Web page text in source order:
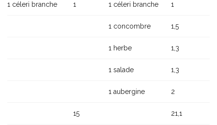
1 céleri branche 1 1 céleri branche 1
1 concombre 1,5
1 herbe 1,3
1 salade 1,3
1 aubergine 2
15 21,1